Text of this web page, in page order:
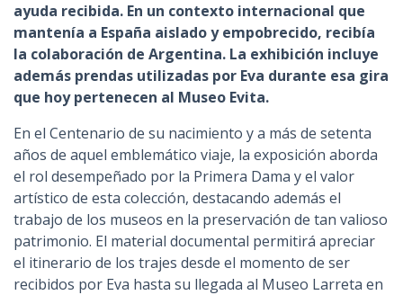
ayuda recibida. En un contexto internacional que
mantenía a España aislado y empobrecido, recibía
la colaboración de Argentina. La exhibición incluye
además prendas utilizadas por Eva durante esa gira
que hoy pertenecen al Museo Evita.
En el Centenario de su nacimiento y a más de setenta
años de aquel emblemático viaje, la exposición aborda
el rol desempeñado por la Primera Dama y el valor
artístico de esta colección, destacando además el
trabajo de los museos en la preservación de tan valioso
patrimonio. El material documental permitirá apreciar
el itinerario de los trajes desde el momento de ser
recibidos por Eva hasta su llegada al Museo Larreta en